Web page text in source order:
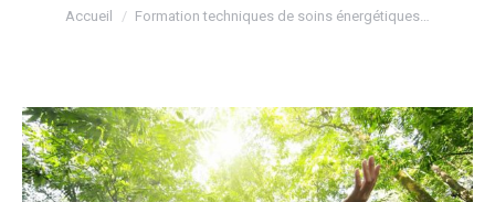
Vous êtes ici :
Accueil Formation techniques de soins énergétiques…